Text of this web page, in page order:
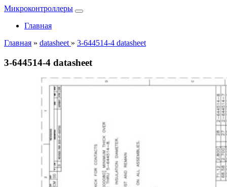
Микроконтроллеры
Главная
Главная » datasheet » 3-644514-4 datasheet
3-644514-4 datasheet